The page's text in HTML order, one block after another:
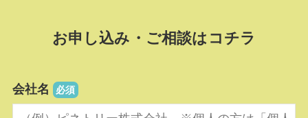
お申し込み・ご相談はコチラ
会社名 必須